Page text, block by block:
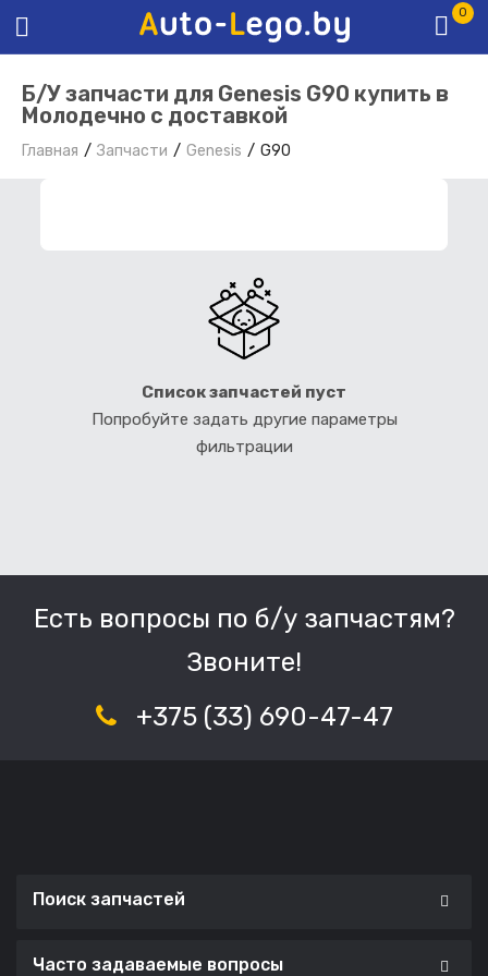
0
Б/У запчасти для Genesis G90 купить в
Молодечно с доставкой
Главная Запчасти Genesis G90
Список запчастей пуст
Попробуйте задать другие параметры
фильтрации
Есть вопросы по б/у запчастям?
Звоните!
+375 (33) 690-47-47
Поиск запчастей
Часто задаваемые вопросы